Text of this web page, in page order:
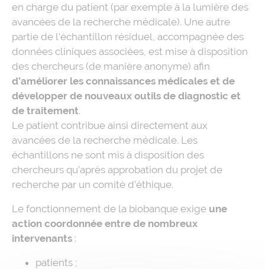
en charge du patient (par exemple à la lumière des
avancées de la recherche médicale). Une autre
partie de l’échantillon résiduel, accompagnée des
données cliniques associées, est mise à disposition
des chercheurs (de manière anonyme) afin
d’améliorer les connaissances médicales et de
développer de nouveaux outils de diagnostic et
de traitement.
Le patient contribue ainsi directement aux
avancées de la recherche médicale. Les
échantillons ne sont mis à disposition des
chercheurs qu’après approbation du projet de
recherche par un comité d’éthique.
Le fonctionnement de la biobanque exige une
action coordonnée entre de nombreux
intervenants :
patients ;